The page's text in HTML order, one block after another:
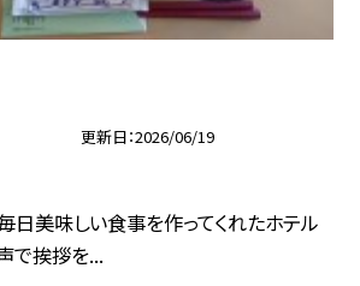
更新日 2026/06/19
日美味しい食事を作ってくれたホテル
で挨拶を...